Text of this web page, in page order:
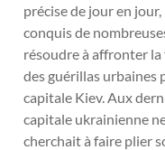
précise de jour en
conquis de
résoudre à affronter
des guérillas urbaines
capitale Kiev. Aux
capitale ukrainienne
cherchait à faire plier